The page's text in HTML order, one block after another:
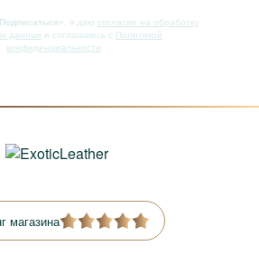
, я даю согласие на обработку
данных и соглашаюсь с Политикой
конфиденциальности
магазина